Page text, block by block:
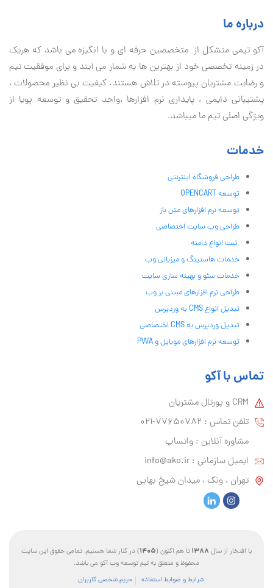
درباره ما
آكو تيمی متشکل از متخصصین حرفه ای و با انگیزه می باشد که هریک
در زمینه تخصصی خود از بهترین ها به شمار می آیند و برای موفقیت تيم
و رضایت مشتریان پیوسته در تلاش هستند. کیفیت بی نظير محصولات ،
پشتیبانی دايمی ، پایداری نرم افزارها ،واحد تحقیق و توسعه پویا از
ویژگی اصلی تیم ما میباشد.
خدمات
طراحی فروشگاه اینترنتی
توسعه OPENCART
توسعه نرم افزارهای متن باز
طراحی وب سایت اختصاصی
ثبت انواع دامنه
خدمات هاستینگ و میزبانی وب
خدمات سئو و بهینه سازی سایت
طراحی نرم افزارهای مبتنی بر وب
تبدیل انواع CMS به وردپرس
تبدیل وردپرس به CMS اختصاصی
توسعه نرم افزارهای موبایل و PWA
تماس با آکو
CRM و پورتال مشتریان
تلفن تماس :‌ 77650782-021
مشاوره آنلاین : واتساپ
ایمیل سازمانی :‌ info@ako.ir
تهران ، ونک ، میدان شیخ بهایی
با افتخار از سال 1388تا هم اکنون (1405) در کنار شما هستیم. تمامی حقوق این سایت
محفوظ و متعلق به تیم توسعه وب آکو می باشد.
شرایط و ضوابط استفاده
حریم شخصی کاربران